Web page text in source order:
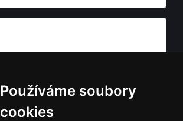
Používáme soubory
cookies